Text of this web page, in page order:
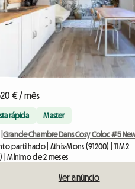
€ / mês
rápida Master
|
partilhado | Athis-Mons (91200) | 11 M2
| Mínimo de 2 meses
Ver anúncio